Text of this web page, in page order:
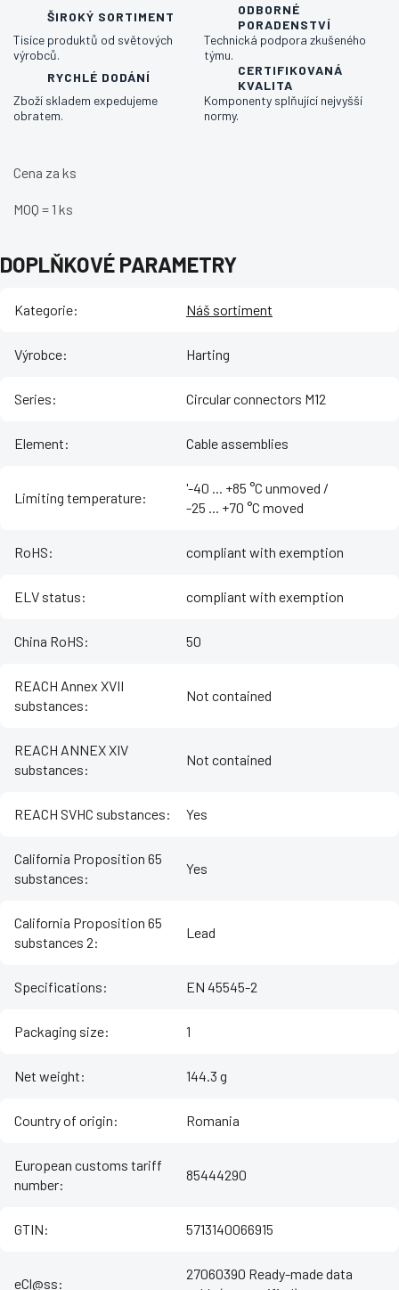
ŠIROKÝ SORTIMENT
Tisíce produktů od světových
výrobců.
ODBORNÉ
PORADENSTVÍ
Technická podpora zkušeného
týmu.
RYCHLÉ DODÁNÍ
Zboží skladem expedujeme
obratem.
CERTIFIKOVANÁ
KVALITA
Komponenty splňující nejvyšší
normy.
Cena za ks
MOQ = 1 ks
DOPLŇKOVÉ PARAMETRY
Kategorie: Náš sortiment
Výrobce: Harting
Series: Circular connectors M12
Element: Cable assemblies
Limiting temperature:
'-40 ... +85 °C unmoved /
-25 ... +70 °C moved
RoHS: compliant with exemption
ELV status: compliant with exemption
China RoHS: 50
REACH Annex XVII
substances:
Not contained
REACH ANNEX XIV
substances:
Not contained
REACH SVHC substances: Yes
California Proposition 65
substances:
Yes
California Proposition 65
substances 2:
Lead
Specifications: EN 45545-2
Packaging size: 1
Net weight: 144.3 g
Country of origin: Romania
European customs tariff
number:
85444290
GTIN: 5713140066915
eCl@ss:
27060390 Ready-made data